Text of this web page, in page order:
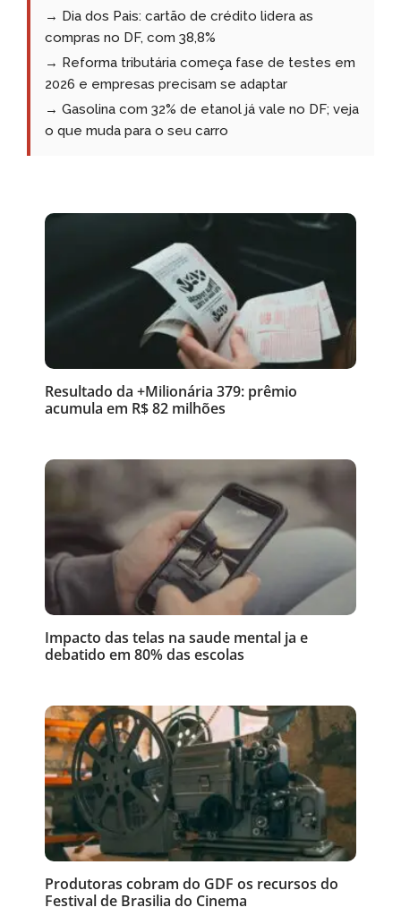
→ Dia dos Pais: cartão de crédito lidera as
compras no DF, com 38,8%
→ Reforma tributária começa fase de testes em
2026 e empresas precisam se adaptar
→ Gasolina com 32% de etanol já vale no DF; veja
o que muda para o seu carro
Resultado da +Milionária 379: prêmio
acumula em R$ 82 milhões
Impacto das telas na saude mental ja e
debatido em 80% das escolas
Produtoras cobram do GDF os recursos do
Festival de Brasilia do Cinema